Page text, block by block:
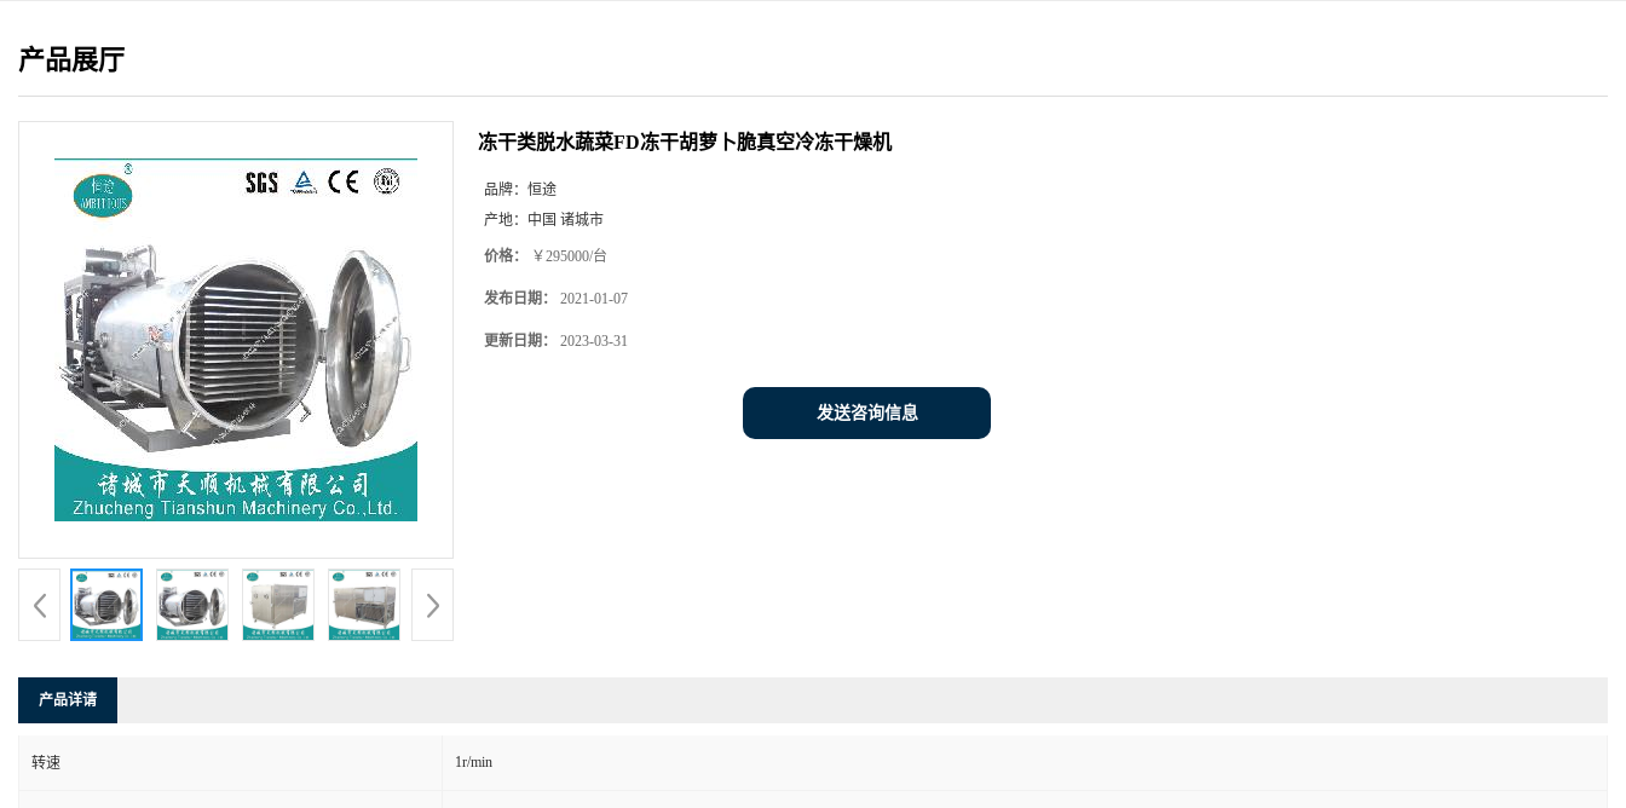
产品展厅
冻干类脱水蔬菜FD冻干胡萝卜脆真空冷冻干燥机
品牌： 恒途
产地： 中国 诸城市
价格： ￥295000/台
发布日期： 2021-01-07
更新日期： 2023-03-31
发送咨询信息
产品详请
转速 1r/min